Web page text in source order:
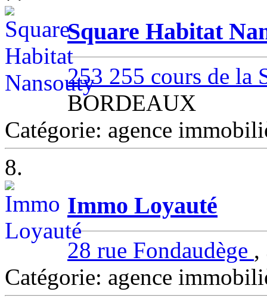
Square Habitat
253 255 cours de la
BORDEAUX
Catégorie: agence
8.
Immo Loyauté
28 rue Fondaudège ,
Catégorie: agence